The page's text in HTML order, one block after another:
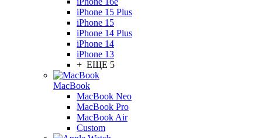
iPhone 15 Plus
iPhone 15
iPhone 14 Plus
iPhone 14
iPhone 13
+ ЕЩЕ 5
MacBook
MacBook Neo
MacBook Pro
MacBook Air
Custom